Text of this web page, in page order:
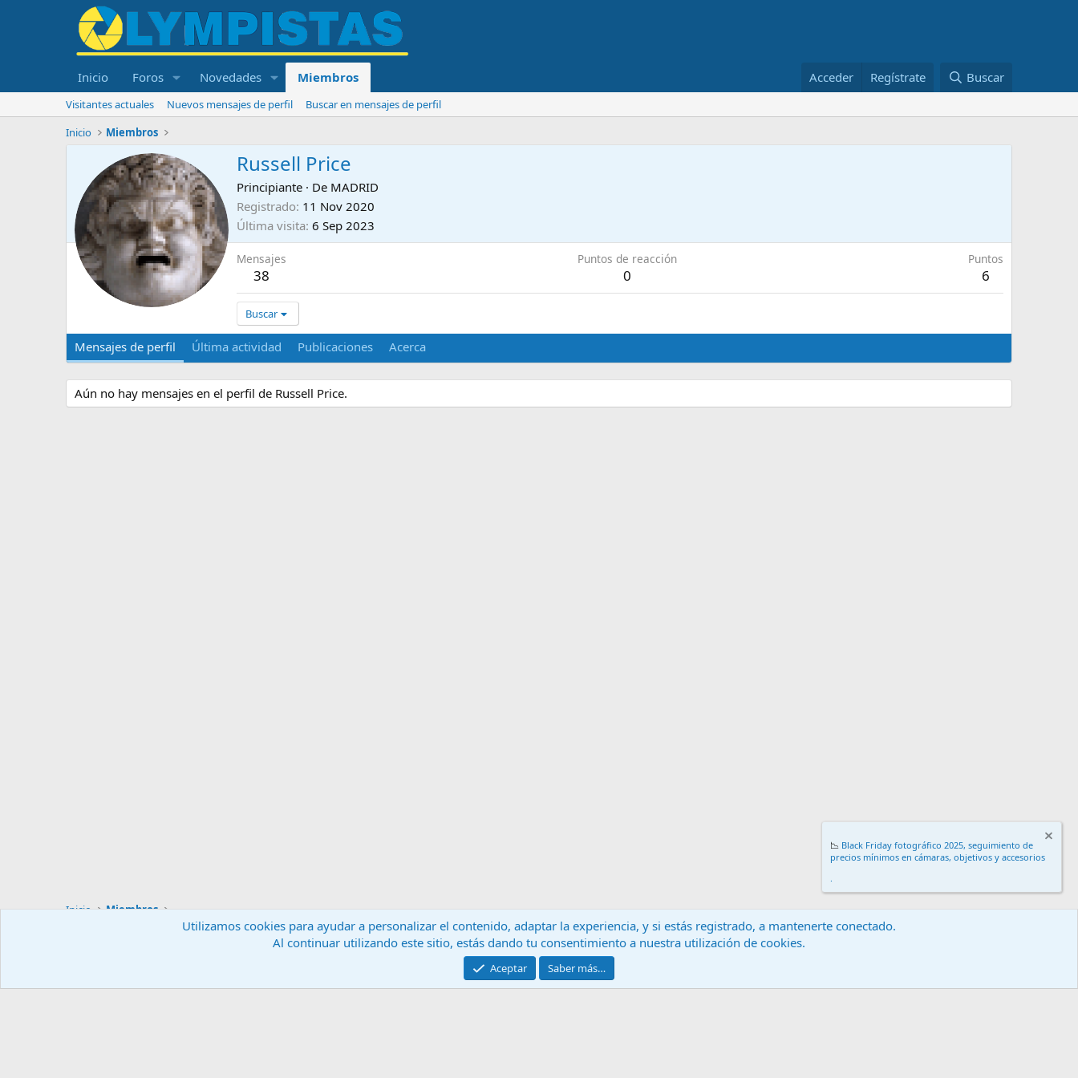
Inicio Foros Novedades Miembros Acceder Regístrate Buscar
Visitantes actuales Nuevos mensajes de perfil
Buscar en mensajes de perfil
Inicio
Miembros
Russell Price
Principiante · De MADRID
Registrado 11 Nov 2020
Última visita 6 Sep 2023
Mensajes
38
Puntos de reacción
0
Puntos
6
Buscar
Mensajes de perfil Última actividad Publicaciones Acerca
Aún no hay mensajes en el perfil de Russell Price.
Inicio Miembros
Contáctanos Términos y reglas
Community platform by XenForo® © 2010-2024 XenForo Ltd.
📉 Black Friday fotográfico 2025, seguimiento de
precios mínimos en cámaras, objetivos y accesorios
.
Utilizamos cookies para ayudar a personalizar el contenido, adaptar la experiencia, y si estás registrado, a mantenerte conectado.
Al continuar utilizando este sitio, estás dando tu consentimiento a nuestra utilización de cookies.
Aceptar Saber más…